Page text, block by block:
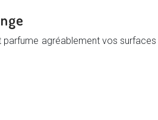
agréablement vos